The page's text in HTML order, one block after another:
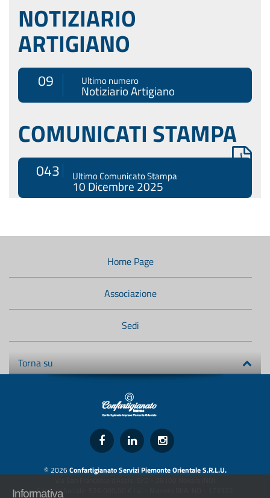
NOTIZIARIO
ARTIGIANO
09 Ultimo numero
Notiziario Artigiano
COMUNICATI STAMPA
043 Ultimo Comunicato Stampa
10 Dicembre 2025
Home Page
Associazione
Sedi
Torna su
© 2026Confartigianato Servizi Piemonte Orientale S.R.L.U.
Capitale Sociale: 526.000,00 € i.v. - Numero REA: NO - 173322
Informativa